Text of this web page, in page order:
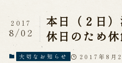
淡路人形座につ
淡路人形座とは
座員
人間国宝 故鶴澤友路師
淡路人形座の成り立ち
淡路人形座で研修した人
本日（２日
休日のため休
2017
8/02
大切なお知らせ 2017年8月2